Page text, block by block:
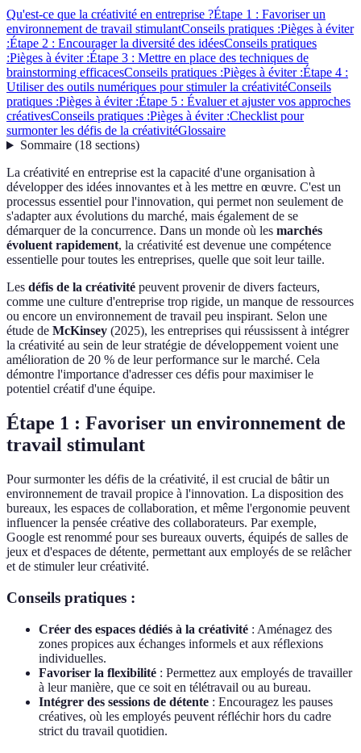
Qu'est-ce que la créativité en entreprise ?Étape 1 : Favoriser un
environnement de travail stimulantConseils pratiques :Pièges à éviter
:Étape 2 : Encourager la diversité des idéesConseils pratiques
:Pièges à éviter :Étape 3 : Mettre en place des techniques de
brainstorming efficacesConseils pratiques :Pièges à éviter :Étape 4 :
Utiliser des outils numériques pour stimuler la créativitéConseils
pratiques :Pièges à éviter :Étape 5 : Évaluer et ajuster vos approches
créativesConseils pratiques :Pièges à éviter :Checklist pour
surmonter les défis de la créativitéGlossaire
Sommaire(18 sections)
La créativité en entreprise est la capacité d'une organisation à
développer des idées innovantes et à les mettre en œuvre. C'est un
processus essentiel pour l'innovation, qui permet non seulement de
s'adapter aux évolutions du marché, mais également de se
démarquer de la concurrence. Dans un monde où les marchés
évoluent rapidement, la créativité est devenue une compétence
essentielle pour toutes les entreprises, quelle que soit leur taille.
Les défis de la créativité peuvent provenir de divers facteurs,
comme une culture d'entreprise trop rigide, un manque de ressources
ou encore un environnement de travail peu inspirant. Selon une
étude de McKinsey (2025), les entreprises qui réussissent à intégrer
la créativité au sein de leur stratégie de développement voient une
amélioration de 20 % de leur performance sur le marché. Cela
démontre l'importance d'adresser ces défis pour maximiser le
potentiel créatif d'une équipe.
Étape 1 : Favoriser un environnement de
travail stimulant
Pour surmonter les défis de la créativité, il est crucial de bâtir un
environnement de travail propice à l'innovation. La disposition des
bureaux, les espaces de collaboration, et même l'ergonomie peuvent
influencer la pensée créative des collaborateurs. Par exemple,
Google est renommé pour ses bureaux ouverts, équipés de salles de
jeux et d'espaces de détente, permettant aux employés de se relâcher
et de stimuler leur créativité.
Conseils pratiques :
Créer des espaces dédiés à la créativité : Aménagez des
zones propices aux échanges informels et aux réflexions
individuelles.
Favoriser la flexibilité : Permettez aux employés de travailler
à leur manière, que ce soit en télétravail ou au bureau.
Intégrer des sessions de détente : Encouragez les pauses
créatives, où les employés peuvent réfléchir hors du cadre
strict du travail quotidien.